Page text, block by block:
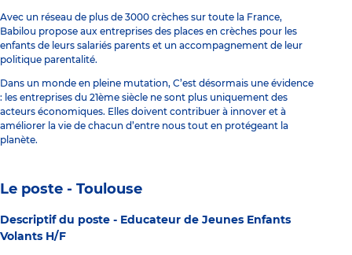
Avec un réseau de plus de 3000 crèches sur toute la France,
Babilou propose aux entreprises des places en crèches pour les
enfants de leurs salariés parents et un accompagnement de leur
politique parentalité.
Dans un monde en pleine mutation, C’est désormais une évidence
: les entreprises du 21ème siècle ne sont plus uniquement des
acteurs économiques. Elles doivent contribuer à innover et à
améliorer la vie de chacun d’entre nous tout en protégeant la
planète.
Le poste - Toulouse
Descriptif du poste - Educateur de Jeunes Enfants
Volants H/F